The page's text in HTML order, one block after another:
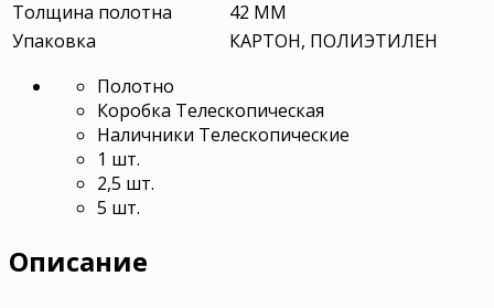
Толщина полотна
42 ММ
Упаковка
КАРТОН, ПОЛИЭТИЛЕН
Полотно
Коробка Телескопическая
Наличники Телескопические
1 шт.
2,5 шт.
5 шт.
Описание